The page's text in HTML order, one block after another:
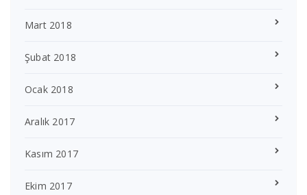
Mart 2018
Şubat 2018
Ocak 2018
Aralık 2017
Kasım 2017
Ekim 2017